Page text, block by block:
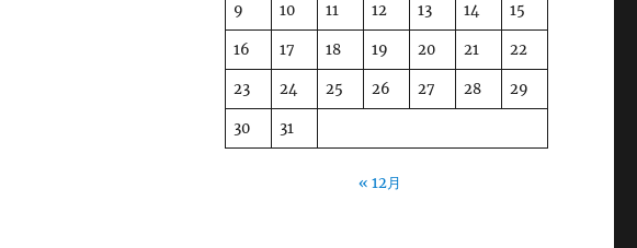
9 10 11 12 13 14 15
16 17 18 19 20 21 22
23 24 25 26 27 28 29
30 31
« 12月